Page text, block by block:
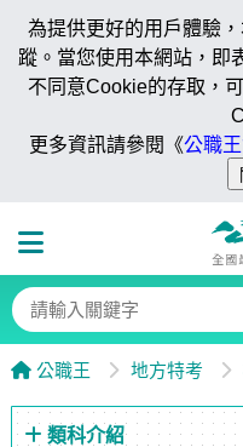
為提供更好的用戶體驗
蹤。當您使用本網站，即
不同意Cookie的存取，
更多資訊請參閱《公職
公職王 地方特考
類科介紹